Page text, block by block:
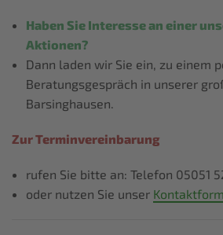
Haben Sie Interesse an einer
Aktionen?
Dann laden wir Sie ein, zu einem
Beratungsgespräch in unserer
Barsinghausen.
Zur Terminvereinbarung
rufen Sie bitte an: Telefon 05051
oder nutzen Sie unser